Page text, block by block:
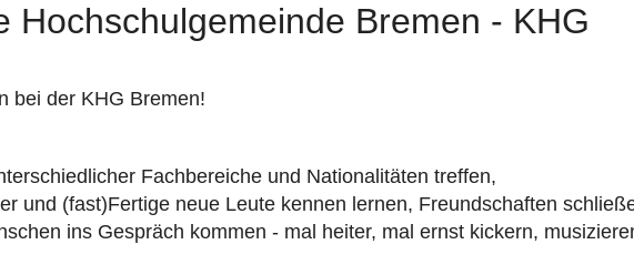
Hochschulgemeinde Bremen - KHG
bei der KHG Bremen!
Fachbereiche und Nationalitäten treffen,
und (fast)Fertige neue Leute kennen lernen, Freundschaften
ins Gespräch kommen - mal heiter, mal ernst kickern,